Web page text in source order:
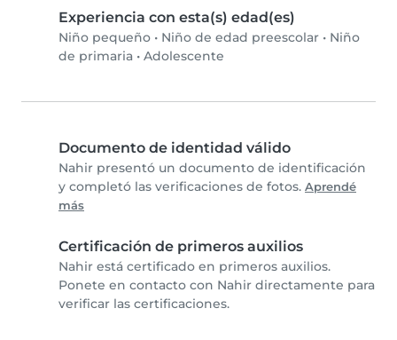
Experiencia con esta(s) edad(es)
Niño pequeño • Niño de edad preescolar • Niño
de primaria • Adolescente
Documento de identidad válido
Nahir presentó un documento de identificación
y completó las verificaciones de fotos. Aprendé
más
Certificación de primeros auxilios
Nahir está certificado en primeros auxilios.
Ponete en contacto con Nahir directamente para
verificar las certificaciones.